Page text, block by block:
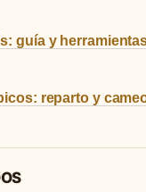
guía y
reparto y